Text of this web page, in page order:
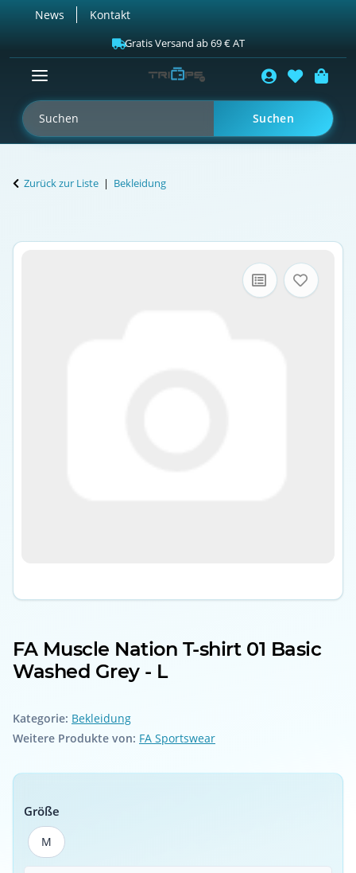
News Kontakt
Gratis Versand ab 69 € AT
Suchen
Zurück zur Liste Bekleidung
FA Muscle Nation T-shirt 01 Basic
Washed Grey - L
Kategorie: Bekleidung
Weitere Produkte von: FA Sportswear
Größe
M
M